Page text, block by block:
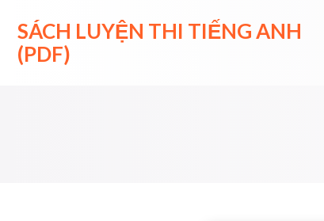
content
SÁCH LUYỆN THI TIẾNG ANH
(PDF)